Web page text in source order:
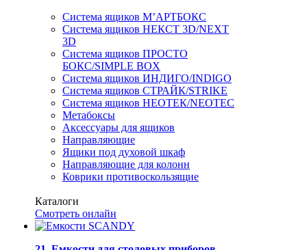
Система ящиков М’АРТБОКС
Система ящиков НЕКСТ 3D/NEXT
3D
Система ящиков ПРОСТО
БОКС/SIMPLE BOX
Система ящиков ИНДИГО/INDIGO
Система ящиков СТРАЙК/STRIKE
Система ящиков НЕОТЕК/NEOTEC
Метабоксы
Аксессуары для ящиков
Направляющие
Ящики под духовой шкаф
Направляющие для колонн
Коврики противоскользящие
Каталоги
Смотреть онлайн